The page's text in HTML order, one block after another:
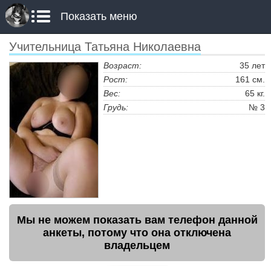
Показать меню
Учительница Татьяна Николаевна
Возраст:
35 лет
Рост:
161 см.
Вес:
65 кг.
Грудь:
№ 3
Мы не можем показать вам телефон данной
анкеты, потому что она отключена
владельцем